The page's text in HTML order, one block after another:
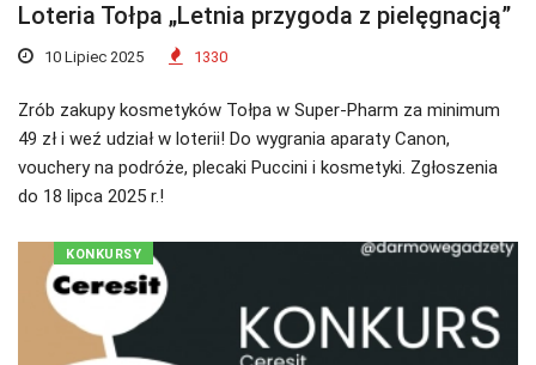
Loteria Tołpa „Letnia przygoda z pielęgnacją”
10 Lipiec 2025 1330
Zrób zakupy kosmetyków Tołpa w Super-Pharm za minimum
49 zł i weź udział w loterii! Do wygrania aparaty Canon,
vouchery na podróże, plecaki Puccini i kosmetyki. Zgłoszenia
do 18 lipca 2025 r.!
KONKURSY